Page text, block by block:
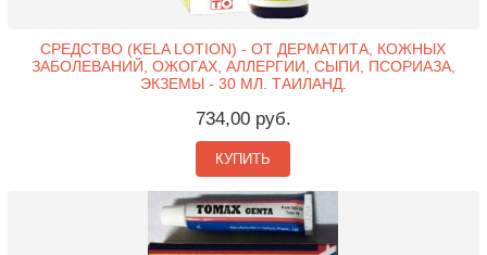
СРЕДСТВО (KELA LOTION) - ОТ ДЕРМАТИТА, КОЖНЫХ
ЗАБОЛЕВАНИЙ, ОЖОГАХ, АЛЛЕРГИИ, СЫПИ, ПСОРИАЗА,
ЭКЗЕМЫ - 30 МЛ. ТАИЛАНД.
734,00 руб.
КУПИТЬ